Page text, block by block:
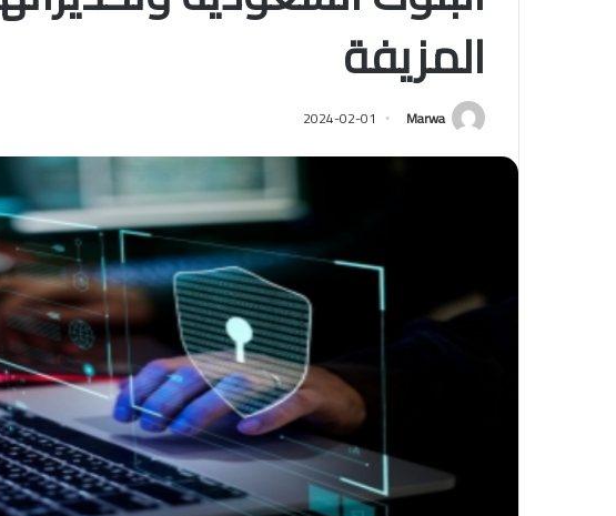
المزيفة
Marwa
2024-02-01